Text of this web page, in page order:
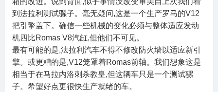
到法拉利测试骡子。毫无疑问,这是一个生产罗马的V12
把引擎盖下。确信一些机械的变化必须与整体适应发动
机四比Romas V8汽缸,但他们不可见。
最有可能的是,法拉利汽车不得不修改防火墙以适应新引
擎。或更糟的是,V12笼罩着Romas前轴。我们想象这是
相当于在马拉内洛刺杀教皇,但这辆车只是一个测试骡
子。希望好点更很快生产就绪的车。